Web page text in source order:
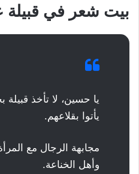
بيت شعر في قبيلة
يا حسين، لا تأخذ قبيلة
يأتوا بقلاعهم.
مجابهة الرجال مع
وأهل الخناعة.